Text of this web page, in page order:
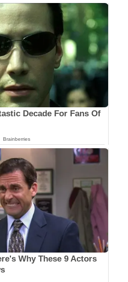
Decade For Fans Of
Brainberries
Why These 9 Actors